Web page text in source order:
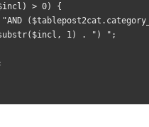
> 0) {
1) . ") ";